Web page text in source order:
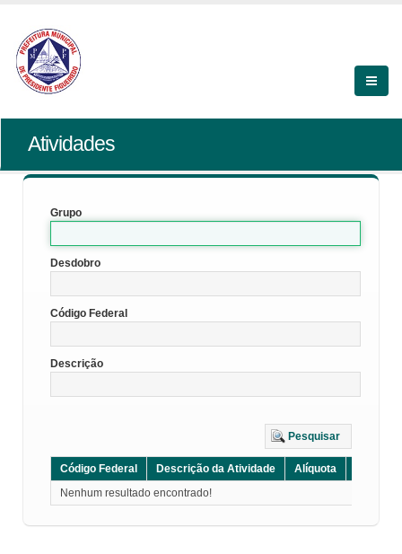
Atividades
Grupo
Desdobro
Código Federal
Descrição
Pesquisar
Código Federal Descrição da Atividade Alíquota
Nenhum resultado encontrado!